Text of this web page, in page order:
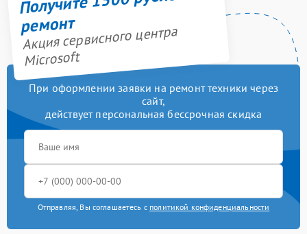
ремонт
Акция сервисного центра
Microsoft
При оформлении заявки на ремонт техники через
сайт,
действует персональная бессрочная скидка
Отправляя, Вы соглашаетесь с политикой конфиденциальности